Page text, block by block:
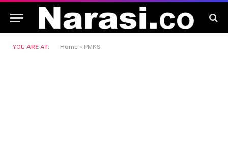
YOU ARE AT: Home » PMKS